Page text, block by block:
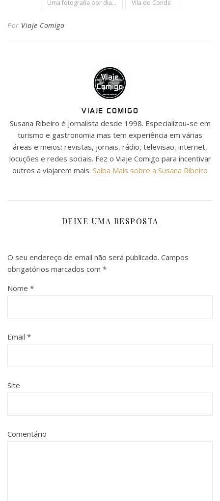
Uma fotografia por dia... Vila do Conde
Por Viaje Comigo
VIAJE COMIGO
Susana Ribeiro é jornalista desde 1998. Especializou-se em
turismo e gastronomia mas tem experiência em várias
áreas e meios: revistas, jornais, rádio, televisão, internet,
locuções e redes sociais. Fez o Viaje Comigo para incentivar
outros a viajarem mais. Saiba Mais sobre a Susana Ribeiro
DEIXE UMA RESPOSTA
O seu endereço de email não será publicado. Campos
obrigatórios marcados com *
Nome *
Email *
Site
Comentário